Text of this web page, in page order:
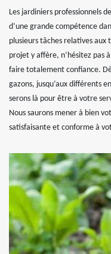
Les jardiniers professionnels
d’une grande compétence
plusieurs tâches relatives aux
projet y affère, n’hésitez pas
faire totalement confiance.
gazons, jusqu’aux différents
serons là pour être à votre
Nous saurons mener à bien
satisfaisante et conforme à